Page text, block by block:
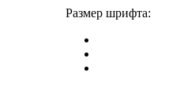
Размер шрифта: